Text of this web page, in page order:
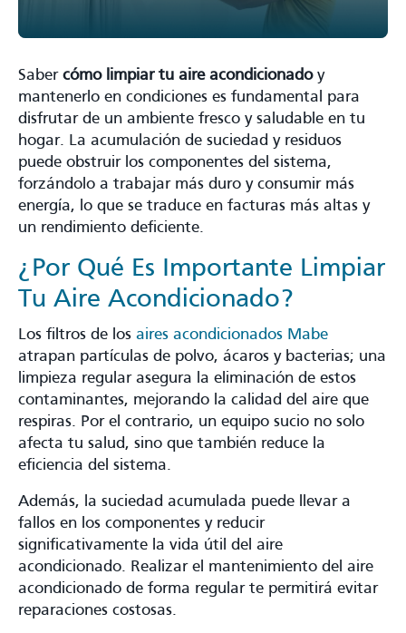
Sabercómo limpiar tu aire acondicionadoy
mantenerlo en condiciones es fundamental para
disfrutar de un ambiente fresco y saludable en tu
hogar. La acumulación de suciedad y residuos
puede obstruir los componentes del sistema,
forzándolo a trabajar más duro y consumir más
energía, lo que se traduce en facturas más altas y
un rendimiento deficiente.
¿Por Qué Es Importante Limpiar
Tu Aire Acondicionado?
Los filtros de los aires acondicionados Mabe
atrapan partículas de polvo, ácaros y bacterias; una
limpieza regular asegura la eliminación de estos
contaminantes, mejorando la calidad del aire que
respiras. Por el contrario, un equipo sucio no solo
afecta tu salud, sino que también reduce la
eficiencia del sistema.
Además, la suciedad acumulada puede llevar a
fallos en los componentes y reducir
significativamente la vida útil del aire
acondicionado. Realizar el mantenimiento del aire
acondicionado de forma regular te permitirá evitar
reparaciones costosas.